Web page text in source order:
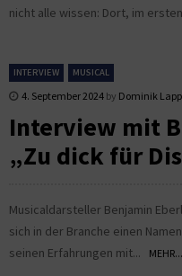
nicht alle wissen: Dort, im
INTERVIEW MUSICAL
4. September 2024 by Dominik Lapp
Interview mit
„Zu dick für
Musicaldarsteller Benjamin
sich in der Branche einen
seinen Erfahrungen mit...
MEHR...